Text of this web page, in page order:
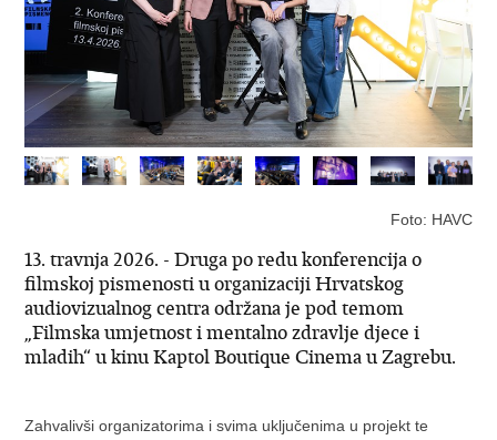
Foto: HAVC
13. travnja 2026. - Druga po redu konferencija o
filmskoj pismenosti u organizaciji Hrvatskog
audiovizualnog centra održana je pod temom
„Filmska umjetnost i mentalno zdravlje djece i
mladih“ u kinu Kaptol Boutique Cinema u Zagrebu.
Zahvalivši organizatorima i svima uključenima u projekt te